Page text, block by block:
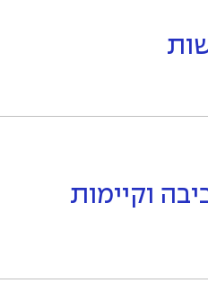
וקיימות